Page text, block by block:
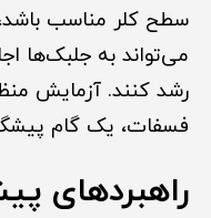
سطح کلر مناسب
می‌تواند به جلبک‌ها
رشد کنند. آزمایش
فسفات، یک گام
راهبردهای